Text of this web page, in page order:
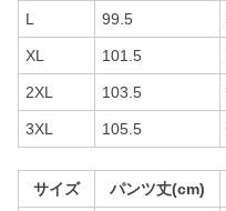
L 99.5
XL 101.5
2XL 103.5
3XL 105.5
サイズ パンツ丈(cm)